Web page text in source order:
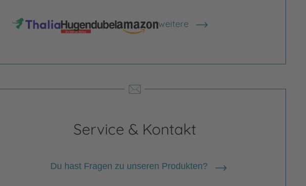
weitere
Shops anzeigen
Service & Kontakt
Du hast Fragen zu unseren Produkten?